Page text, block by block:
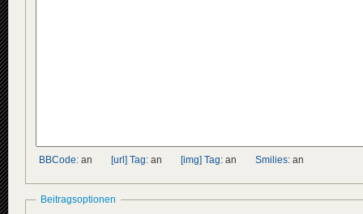
BBCode: an [url] Tag: an [img] Tag: an Smilies: an
Beitragsoptionen